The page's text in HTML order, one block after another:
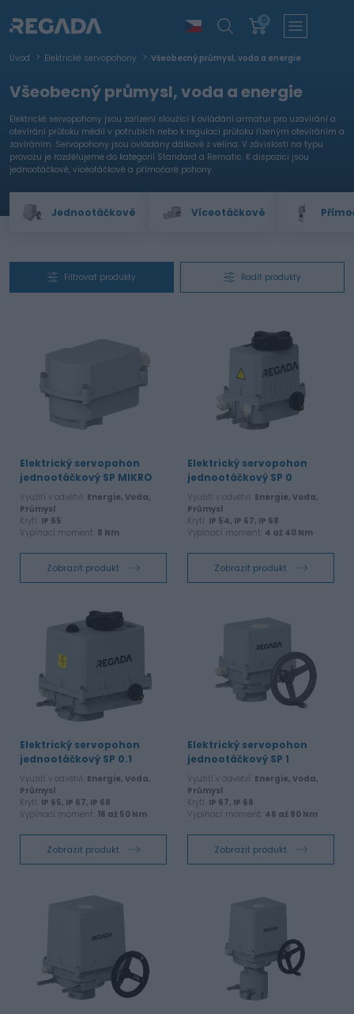
0
Úvod Elektrické servopohony Všeobecný průmysl, voda a energie
Všeobecný průmysl, voda a energie
Elektrické servopohony jsou zařízení sloužící k ovládání armatur pro uzavírání a
otevírání průtoku médií v potrubích nebo k regulaci průtoku řízeným otevíráním a
zavíráním. Servopohony jsou ovládány dálkově z velína. V závislosti na typu
provozu je rozdělujeme do kategorií Standard a Rematic. K dispozici jsou
jednootáčkové, víceotáčkové a přímočaré pohony.
Jednootáčkové Víceotáčkové
Filtrovat produkty Řadit produkty
Elektrický servopohon
jednootáčkový SP MIKRO
Využití v odvětví: Energie, Voda,
Průmysl
Krytí: IP 65
Vypínací moment: 8 Nm
Zobrazit produkt
Elektrický servopohon
jednootáčkový SP 0
Využití v odvětví: Energie, Voda,
Průmysl
Krytí: IP 54, IP 67, IP 68
Vypínací moment: 4 až 40 Nm
Zobrazit produkt
Elektrický servopohon
jednootáčkový SP 0.1
Využití v odvětví: Energie, Voda,
Průmysl
Krytí: IP 65, IP 67, IP 68
Vypínací moment: 16 až 50 Nm
Zobrazit produkt
Elektrický servopohon
jednootáčkový SP 1
Využití v odvětví: Energie, Voda,
Průmysl
Krytí: IP 67, IP 68
Vypínací moment: 46 až 90 Nm
Zobrazit produkt